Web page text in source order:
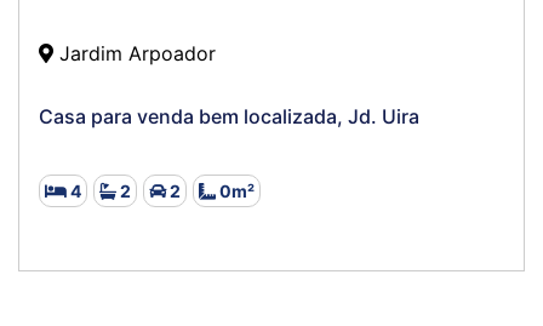
Jardim Arpoador
Casa para venda bem localizada, Jd. Uira
4 2 2 0m²